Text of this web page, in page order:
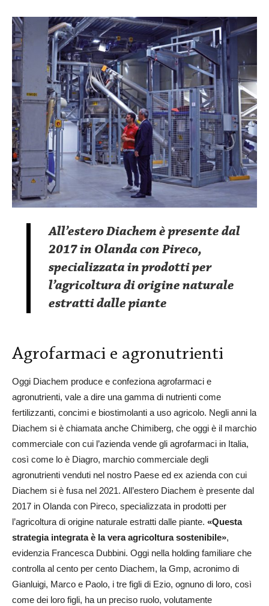
All’estero Diachem è presente dal
2017 in Olanda con Pireco,
specializzata in prodotti per
l’agricoltura di origine naturale
estratti dalle piante
Agrofarmaci e agronutrienti
Oggi Diachem produce e confeziona agrofarmaci e
agronutrienti, vale a dire una gamma di nutrienti come
fertilizzanti, concimi e biostimolanti a uso agricolo. Negli anni la
Diachem si è chiamata anche Chimiberg, che oggi è il marchio
commerciale con cui l’azienda vende gli agrofarmaci in Italia,
così come lo è Diagro, marchio commerciale degli
agronutrienti venduti nel nostro Paese ed ex azienda con cui
Diachem si è fusa nel 2021. All’estero Diachem è presente dal
2017 in Olanda con Pireco, specializzata in prodotti per
l’agricoltura di origine naturale estratti dalle piante. «Questa
strategia integrata è la vera agricoltura sostenibile»,
evidenzia Francesca Dubbini. Oggi nella holding familiare che
controlla al cento per cento Diachem, la Gmp, acronimo di
Gianluigi, Marco e Paolo, i tre figli di Ezio, ognuno di loro, così
come dei loro figli, ha un preciso ruolo, volutamente